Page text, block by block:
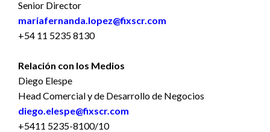
Senior Director
mariafernanda.lopez@fixscr.com
+54 11 5235 8130
Relación con los Medios
Diego Elespe
Head Comercial y de Desarrollo de Negocios
diego.elespe@fixscr.com
+5411 5235-8100/10